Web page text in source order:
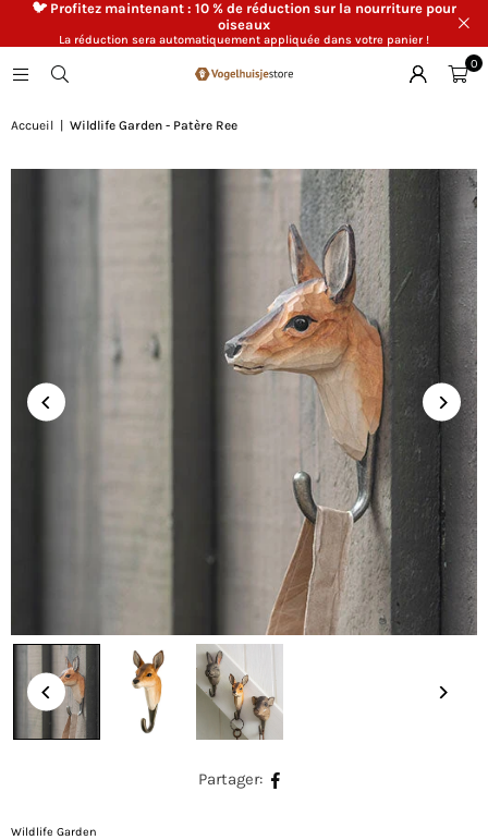
🐦 Profitez maintenant : 10 % de réduction sur la nourriture pour
oiseaux
La réduction sera automatiquement appliquée dans votre panier !
0
Accueil Wildlife Garden - Patère Ree
Partager:
Wildlife Garden